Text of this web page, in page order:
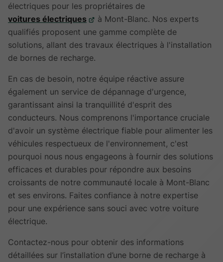
électriques pour les propriétaires de
voitures électriques
à Mont-Blanc. Nos experts
qualifiés proposent une gamme complète de
solutions, allant des travaux électriques à l'installation
de bornes de recharge.
En cas de besoin, notre équipe réactive assure
également un service de dépannage d'urgence,
garantissant ainsi la tranquillité d'esprit des
conducteurs. Nous comprenons l'importance cruciale
d'avoir un système électrique fiable pour alimenter les
véhicules respectueux de l'environnement, c'est
pourquoi nous nous engageons à fournir des solutions
efficaces et durables pour répondre aux besoins
croissants de notre communauté locale à Mont-Blanc
et ses environs. Faites confiance à notre expertise
pour une expérience sans souci avec votre voiture
électrique.
Contactez-nous pour obtenir des informations
détaillées sur l’installation d’une borne de recharge à